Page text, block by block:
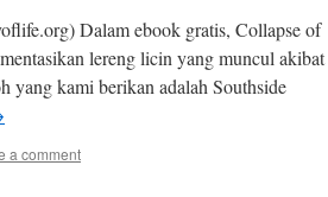
Dalam ebook gratis, Collapse of
lereng licin yang muncul akibat
kami berikan adalah Southside
a comment